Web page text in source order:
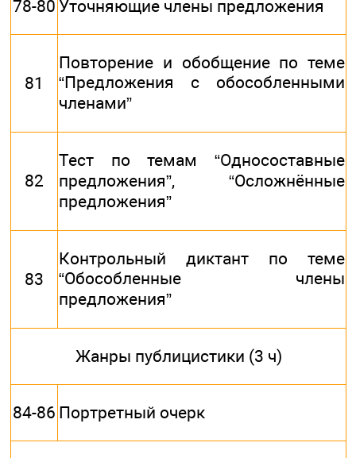
78-80 Уточняющие члены предложения
81
Повторение и обобщение по теме
“Предложения с обособленными
членами”
82
Тест по темам “Односоставные
предложения”, “Осложнённые
предложения”
83
Контрольный диктант по теме
“Обособленные члены
предложения”
Жанры публицистики (3 ч)
84-86 Портретный очерк